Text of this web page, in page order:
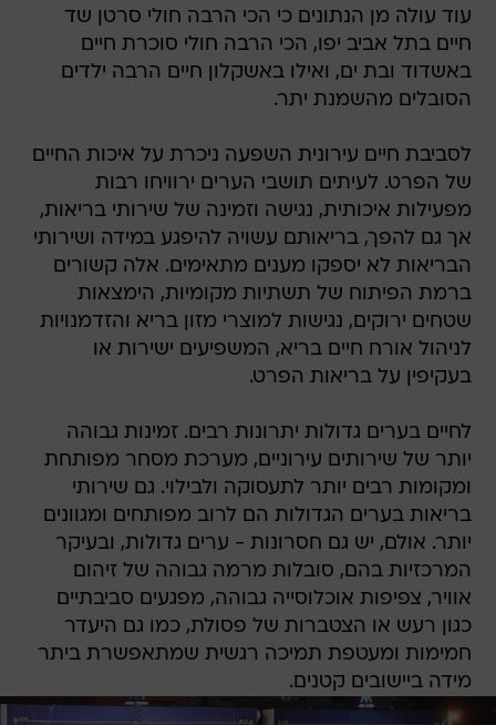
עוד עולה מן הנתונים כי הכי הרבה חולי סרטן שד
חיים בתל אביב יפו, הכי הרבה חולי סוכרת חיים
באשדוד ובת ים, ואילו באשקלון חיים הרבה ילדים
הסובלים מהשמנת יתר.
לסביבת חיים עירונית השפעה ניכרת על איכות החיים
של הפרט. לעיתים תושבי הערים ירוויחו רבות
מפעילות איכותית, נגישה וזמינה של שירותי בריאות,
אך גם להפך, בריאותם עשויה להיפגע במידה ושירותי
הבריאות לא יספקו מענים מתאימים. אלה קשורים
ברמת הפיתוח של תשתיות מקומיות, הימצאות
שטחים ירוקים, נגישות למוצרי מזון בריא והזדמנויות
לניהול אורח חיים בריא, המשפיעים ישירות או
בעקיפין על בריאות הפרט.
לחיים בערים גדולות יתרונות רבים. זמינות גבוהה
יותר של שירותים עירוניים, מערכת מסחר מפותחת
ומקומות רבים יותר לתעסוקה ולבילוי. גם שירותי
בריאות בערים הגדולות הם לרוב מפותחים ומגוונים
יותר. אולם, יש גם חסרונות - ערים גדולות, ובעיקר
המרכזיות בהם, סובלות מרמה גבוהה של זיהום
אוויר, צפיפות אוכלוסייה גבוהה, מפגעים סביבתיים
כגון רעש או הצטברות של פסולת, כמו גם היעדר
חמימות ומעטפת תמיכה רגשית שמתאפשרת ביתר
מידה ביישובים קטנים.